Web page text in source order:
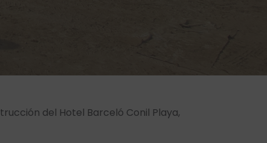
del Hotel Barceló Conil Playa,